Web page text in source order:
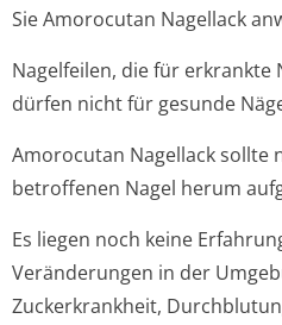
Sie Amorocutan Nagellack
Nagelfeilen, die für erkrankte
dürfen nicht für gesunde
Amorocutan Nagellack sollte
betroffenen Nagel herum
Es liegen noch keine
Veränderungen in der
Zuckerkrankheit,